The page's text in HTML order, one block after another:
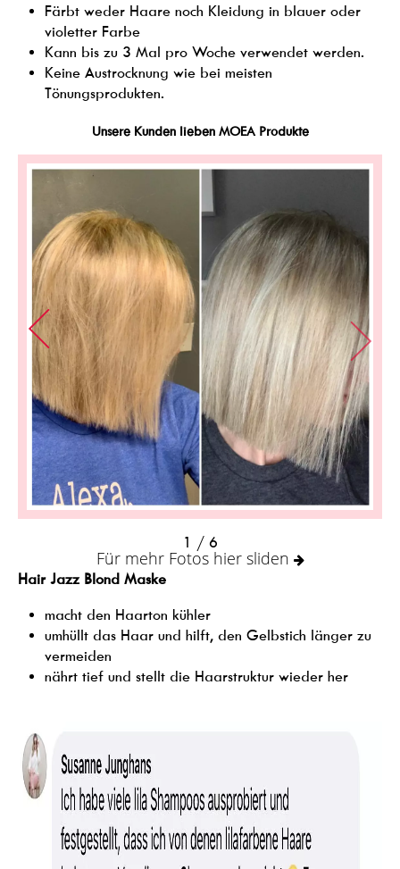
Färbt weder Haare noch Kleidung in blauer oder
violetter Farbe
Kann bis zu 3 Mal pro Woche verwendet werden.
Keine Austrocknung wie bei meisten
Tönungsprodukten.
Unsere Kunden lieben MOEA Produkte
1 / 6
Für mehr Fotos hier sliden
Hair Jazz Blond Maske
macht den Haarton kühler
umhüllt das Haar und hilft, den Gelbstich länger zu
vermeiden
nährt tief und stellt die Haarstruktur wieder her